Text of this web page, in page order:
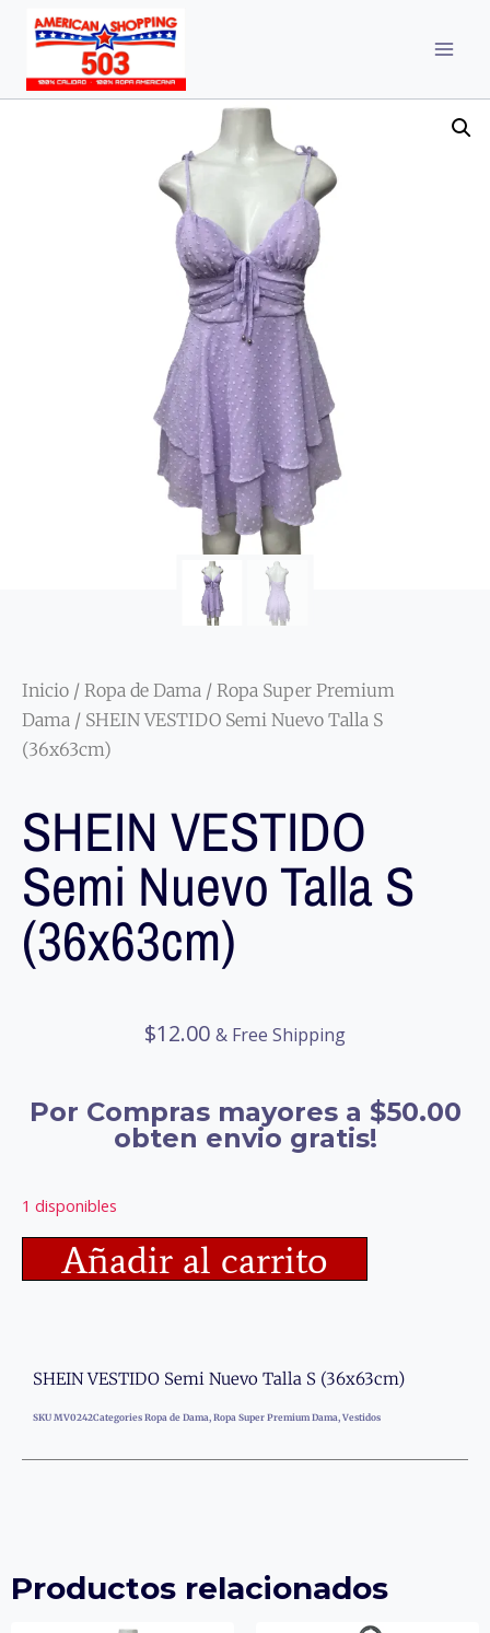
Inicio / Ropa de Dama / Ropa Super Premium
Dama / SHEIN VESTIDO Semi Nuevo Talla S
(36x63cm)
SHEIN VESTIDO
Semi Nuevo Talla S
(36x63cm)
$12.00 & Free Shipping
Por Compras mayores a $50.00
obten envio gratis!
1 disponibles
Añadir al carrito
SHEIN VESTIDO Semi Nuevo Talla S (36x63cm)
SKU MV0242Categories Ropa de Dama, Ropa Super Premium Dama, Vestidos
Productos relacionados